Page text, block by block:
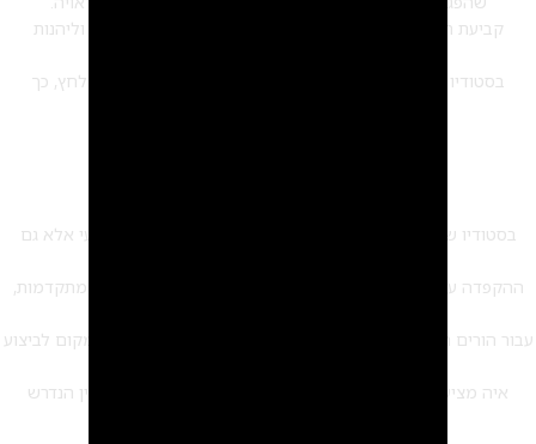
קביעת תור מאפשרת להכין את הילדה מראש, להגיע בזריזות וליהנות
בסטודיו של איה כל לקוחה מקבלת זמן ומרחב משלה, ללא לחץ, כך
בסטודיו של איה בן יעקב, לא רק הילדות נהנות משירות מקצועי אלא גם
ההקפדה על כללי היגיינה קפדניים, ציוד סטרילי ושיטות עבודה מתקדמות,
עבור הורים רבים, החשיבות של סביבה כזו היא קריטית בבחירת מקום לביצוע
איה מציעה גם הדרכה לאחר החירור לגבי הטיפול הנכון והעדין הנדרש